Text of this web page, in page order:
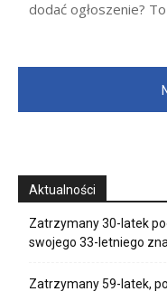
dodać ogłoszenie?
Aktualności
Zatrzymany 30-latek
swojego 33-letniego
Zatrzymany 59-latek,